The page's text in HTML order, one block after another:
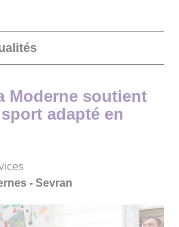
Moderne soutient
adapté en
- Sevran